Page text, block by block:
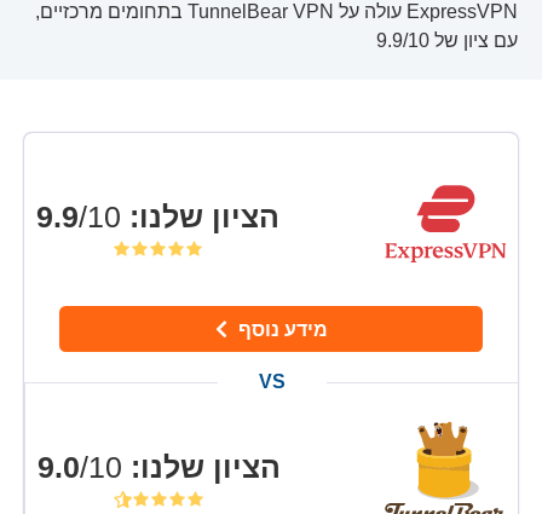
ExpressVPN עולה על TunnelBear VPN בתחומים מרכזיים,
עם ציון של 9.9/10
הציון שלנו:
/10
מידע נוסף
הציון שלנו:
/10